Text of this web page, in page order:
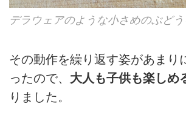
デラウェアのような小さめのぶど
その動作を繰り返す姿があまり
ったので、 大人も子供も楽しめ
りました。